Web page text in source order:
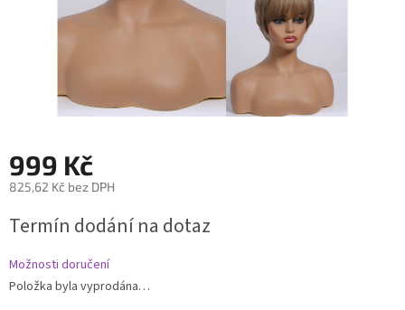
999 Kč
825,62 Kč bez DPH
cena:
Termín dodání na dotaz
Možnosti doručení
Položka byla vyprodána…